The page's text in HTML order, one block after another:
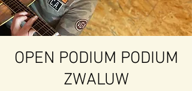
OPEN PODIUM PODIUM
ZWALUW